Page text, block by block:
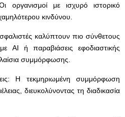
οργανισμοί με ισχυρό ιστορικό
κινδύνου.
καλύπτουν πιο σύνθετους
AI ή παραβιάσεις εφοδιαστικής
συμμόρφωσης.
Η τεκμηριωμένη συμμόρφωση
διευκολύνοντας τη διαδικασία